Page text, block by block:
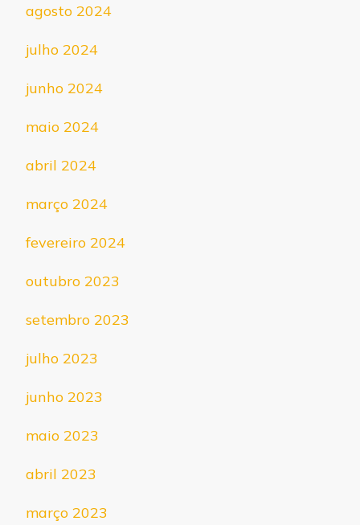
agosto 2024
julho 2024
junho 2024
maio 2024
abril 2024
março 2024
fevereiro 2024
outubro 2023
setembro 2023
julho 2023
junho 2023
maio 2023
abril 2023
março 2023